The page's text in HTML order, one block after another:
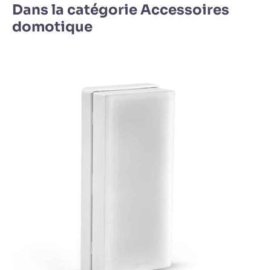
Dans la catégorie Accessoires
domotique